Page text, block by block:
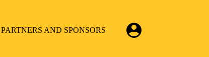
PARTNERS AND SPONSORS